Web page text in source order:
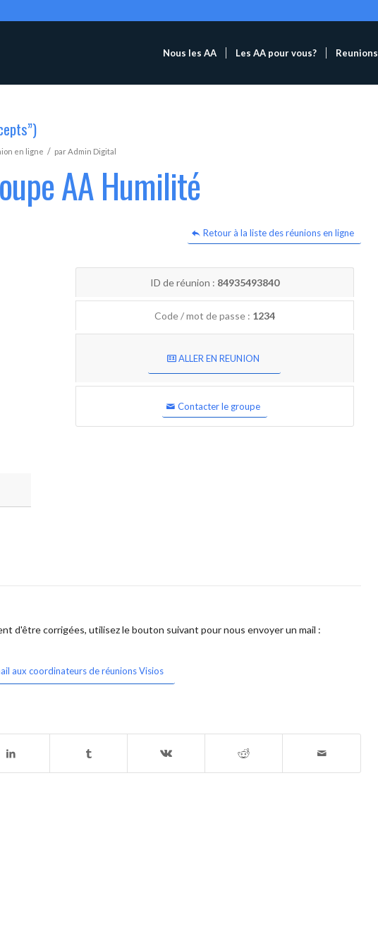
Nous les AA Les AA pour vous? Reunions
en ligne / parAdmin Digital
AA Humilité
Retour à la liste des réunions en ligne
ID de réunion : 84935493840
Code / mot de passe : 1234
ALLER EN REUNION
Contacter le groupe
d'être corrigées, utilisez le bouton suivant pour nous envoyer un mail :
aux coordinateurs de réunions Visios